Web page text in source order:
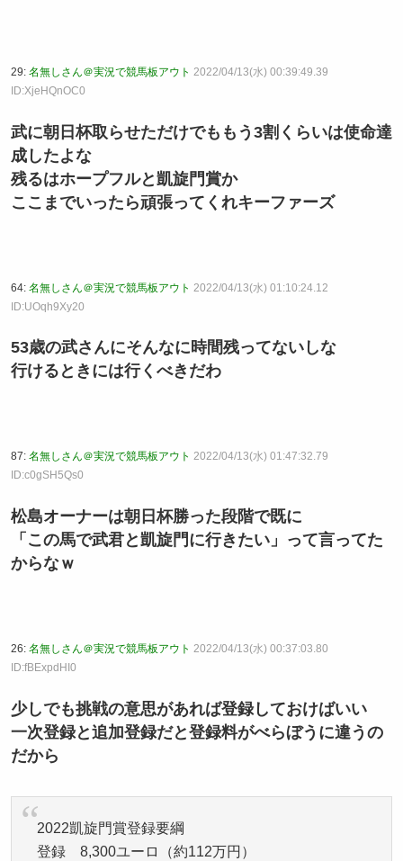
29: 名無しさん＠実況で競馬板アウト 2022/04/13(水) 00:39:49.39
ID:XjeHQnOC0
武に朝日杯取らせただけでももう3割くらいは使命達
成したよな
残るはホープフルと凱旋門賞か
ここまでいったら頑張ってくれキーファーズ
64: 名無しさん＠実況で競馬板アウト 2022/04/13(水) 01:10:24.12
ID:UOqh9Xy20
53歳の武さんにそんなに時間残ってないしな
行けるときには行くべきだわ
87: 名無しさん＠実況で競馬板アウト 2022/04/13(水) 01:47:32.79
ID:c0gSH5Qs0
松島オーナーは朝日杯勝った段階で既に
「この馬で武君と凱旋門に行きたい」って言ってた
からなｗ
26: 名無しさん＠実況で競馬板アウト 2022/04/13(水) 00:37:03.80
ID:fBExpdHI0
少しでも挑戦の意思があれば登録しておけばいい
一次登録と追加登録だと登録料がべらぼうに違うの
だから
2022凱旋門賞登録要綱
登録 8,300ユーロ（約112万円）